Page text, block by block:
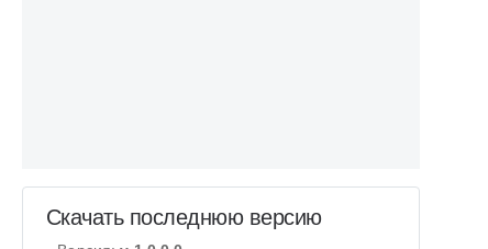
Скачать последнюю версию